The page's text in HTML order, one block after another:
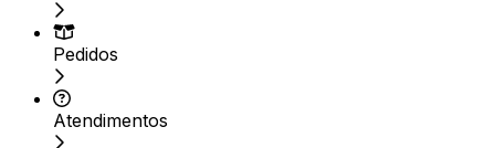
Pedidos
Atendimentos